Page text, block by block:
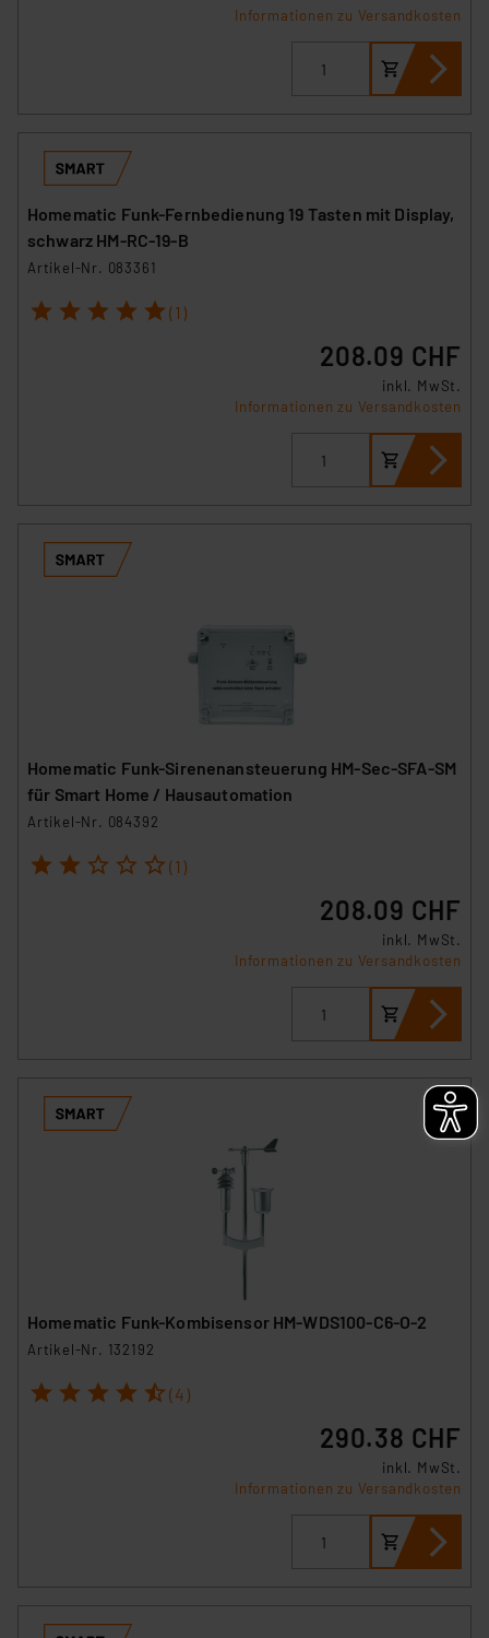
Informationen zu Versandkosten
Homematic Funk-Fernbedienung 19 Tasten mit Display,
schwarz HM-RC-19-B
Artikel-Nr. 083361
1 2 3 4 5 (1)
208.09 CHF
inkl. MwSt.
Informationen zu Versandkosten
Homematic Funk-Sirenenansteuerung HM-Sec-SFA-SM
für Smart Home / Hausautomation
Artikel-Nr. 084392
1 2 3 4 5 (1)
208.09 CHF
inkl. MwSt.
Informationen zu Versandkosten
Homematic Funk-Kombisensor HM-WDS100-C6-O-2
Artikel-Nr. 132192
1 2 3 4 5 (4)
290.38 CHF
inkl. MwSt.
Informationen zu Versandkosten